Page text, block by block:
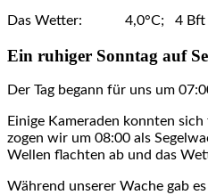
Das Wetter: 4,0°C; 4 Bft
Ein ruhiger Sonntag auf
Der Tag begann für uns um
Einige Kameraden konnten
zogen wir um 08:00 als
Wellen flachten ab und das
Während unserer Wache gab